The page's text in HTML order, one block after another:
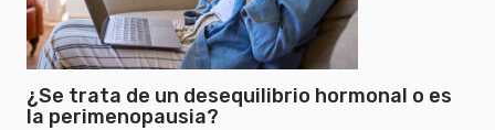
¿Se trata de un desequilibrio hormonal o es
la perimenopausia?